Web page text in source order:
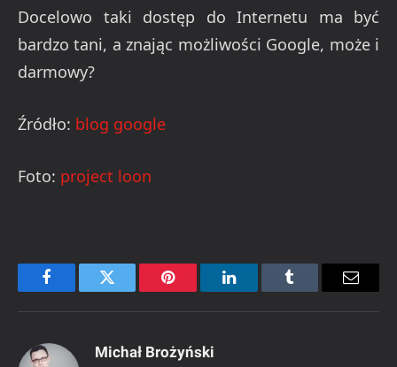
Docelowo taki dostęp do Internetu ma być
bardzo tani, a znając możliwości Google, może i
darmowy?
Źródło: blog google
Foto: project loon
FacebookTwitter Pinterest LinkedInTumblr Email
Michał Brożyński